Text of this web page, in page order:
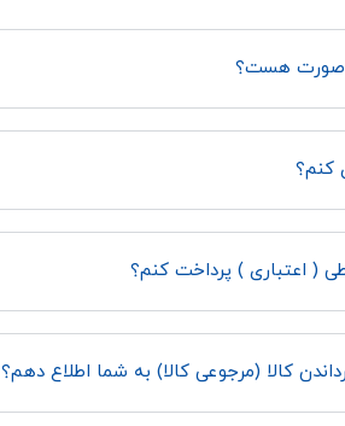
صورت هست؟
کنم؟
( اعتباری ) پرداخت کنم؟
کالا (مرجوعی کالا) به شما اطلاع دهم؟